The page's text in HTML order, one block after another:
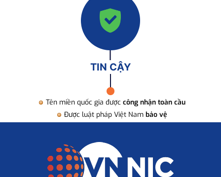
TIN CẬY
Tên miền quốc gia được công nhận toàn cầu
Được luật pháp Việt Nam bảo vệ